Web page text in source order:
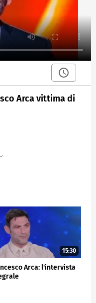
Arca vittima di
15:30
Arca: l'intervista